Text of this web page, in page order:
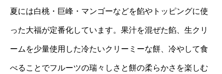
夏には白桃・巨峰・マンゴーなどを餡やトッピングに使
った大福が定番化しています。果汁を混ぜた餡、生クリ
ームを少量使用した冷たいクリーミーな餅、冷やして食
べることでフルーツの瑞々しさと餅の柔らかさを楽しむ